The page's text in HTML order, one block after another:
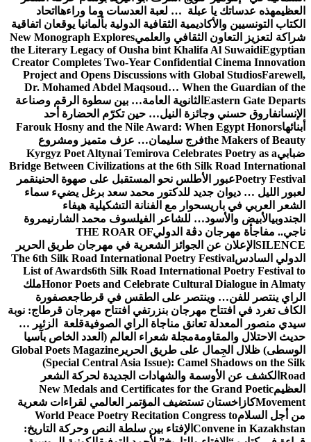
اتحاد
يوقعان اتفاقية
New
the Literary
Creator
Project and
Dr.
وصناعة
أحد
Farouk
Kyrgyz
Bridge
الحنين قمر
يضيء سماء
مروة
طريق الحرير
The 6th Silk
List of
Honorملك
عصفورة
قرطاج: نوبة
الزئير …
بآسيا
Global Poets
الشعر
New
شعرية
World
التاريخ: